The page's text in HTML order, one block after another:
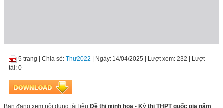
5 trang |Chia sẻ:Thư2022 | Ngày: 14/04/2025 | Lượt xem: 232 | Lượt
tải: 0
Bạn đang xem nội dung tài liệuĐề thi minh họa - Kỳ thi THPT quốc gia năm